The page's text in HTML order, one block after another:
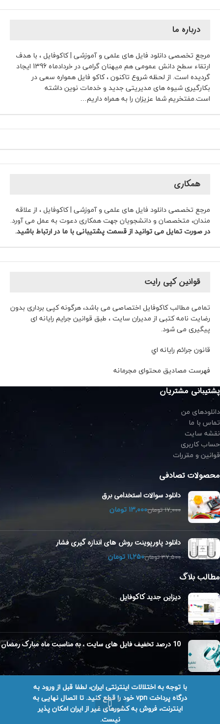
با توجه به اختلالات اینترنتی ایران، لطفا قبل از ورود به
درگاه پرداخت vpn خود را قطع کنید. تا اتصال نهایی به
اینترنت، فروش به کشورهای غیر از ایران امکان پذیر
نیست.
درباره ما
مرجع تخصصی دانلود فایل های علمی و آموزشی | کاکوفایل ، با هدف
ارتقاء سطح دانش عمومی هم میهنان گرامی در خردادماه 1396 ایجاد
گردیده است. از لحظه شروع تاکنون ، کاکو فایل همواره سعی در
بکارگیری شیوه های مدیریتی جدید و خدمات نوین داشته
است.مفتخریم شما عزیزان را به همراه داریم…
همکاری
مرجع تخصصی دانلود فایل های علمی و آموزشی | کاکوفایل ، از علاقه
مندان، متخصصان و دانشجویان جهت همکاری دعوت به عمل می آورد.
در صورت تمایل می توانید از قسمت پشتیبانی با ما در ارتباط باشید.
قوانین کپی رایت
تمامی مطالب کاکوفایل اختصاصی می باشد، هرگونه کپی برداری بدون
رضایت نامه کتبی از مدیران سایت ، طبق قوانین جرایم رایانه ای
پیگیری می شود.
قانون جرائم رايانه‌ اي
فهرست مصاديق محتوای مجرمانه
پشتیبانی مشتریان
دانلودهای من
تماس با ما
نقشه سایت
حساب کاربری
قوانین و مقررات
محصولات تصادفی
دانلود سوالات استخدامی برق
۱۷,۰۰۰تومان۱۳,۰۰۰ تومان
دانلود پاورپوینت روش های اندازه گیری فشار
۳۷,۵۰۰تومان۱۱,۲۵۰ تومان
مطالب بلاگ
دیزاین جدید کاکوفایل
10 درصد تخفیف فایل های سایت ، به مناسبت ماه مبارک رمضان
تمامی حقوق برای کاکوفایل محفوظ است.طراحی سایت در شیراز